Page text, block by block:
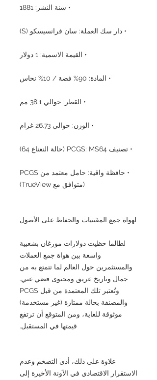
• سنة النشر: 1881
• دار سك العملة: سان فرانسيسكو (S)
• القيمة الاسمية: 1 دولار
• المادة: 90% فضة / 10% نحاس
• القطر: حوالي 38.1 مم
• الوزن: حوالي 26.73 غرام
• تصنيف PCGS: MS64 (حالة النعناع 64)
• حافظة واقية: حامل معتمد من PCGS
(متوافق مع TrueView)
لهواة جمع المقتنيات والحفاظ على الأصول
لطالما حظيت دولارات مورغان بشعبية
واسعة بين هواة جمع العملات
والمستثمرين حول العالم لما تتمتع به من
جمال وتاريخ عريق ومحتوى فضي غني.
وتُعتبر تلك المعتمدة من قبل PCGS
والمصنفة بحالة ممتازة (غير مستخدمة)
موثوقة للغاية، ومن المتوقع أن ترتفع
قيمتها في المستقبل.
علاوة على ذلك، أدى التضخم وعدم
الاستقرار الاقتصادي في الآونة الأخيرة إلى